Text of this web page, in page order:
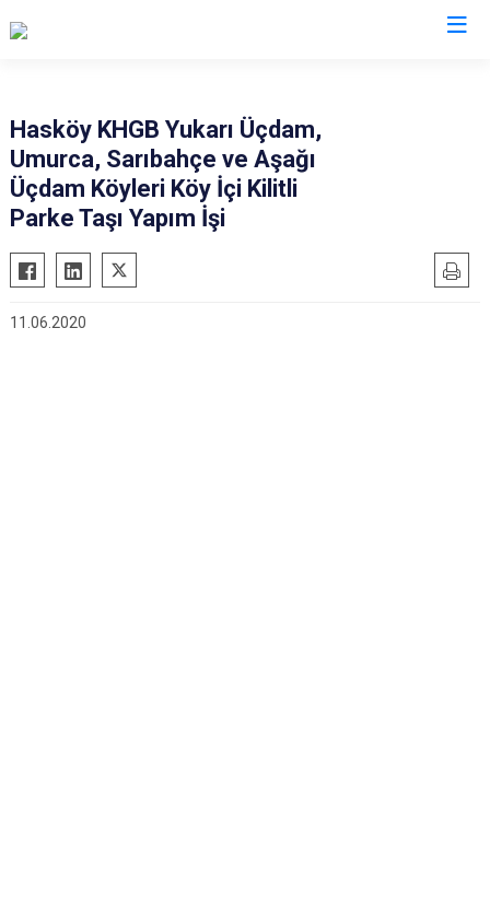
Bulanık
Hasköy
Malazgirt
Hasköy KHGB Yukarı Üçdam,
Umurca, Sarıbahçe ve Aşağı
Üçdam Köyleri Köy İçi Kilitli
Parke Taşı Yapım İşi
11.06.2020